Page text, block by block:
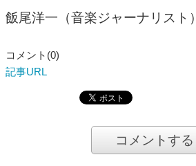
飯尾洋一（音楽ジャーナリスト）
コメント(0)
記事URL
コメントする